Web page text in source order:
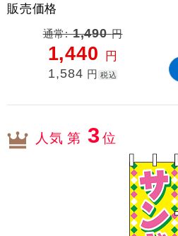
販売価格
通常:1,490円
1,440 円
1,584 円 税込
人気 第 3位